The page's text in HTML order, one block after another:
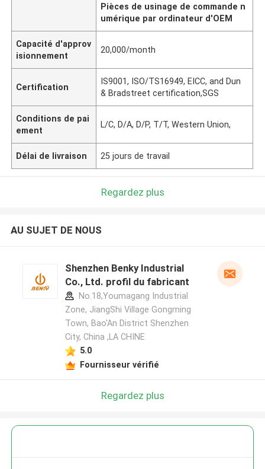
Pièces de usinage de commande n
umérique par ordinateur d'OEM
Capacité d'approv
isionnement
20,000/month
Certification
IS9001, ISO/TS16949, EICC, and Dun
& Bradstreet certification,SGS
Conditions de pai
ement
L/C, D/A, D/P, T/T, Western Union,
Délai de livraison 25 jours de travail
Regardez plus
AU SUJET DE NOUS
Shenzhen Benky Industrial
Co., Ltd. profil du fabricant
No.18,Youmagang Industrial
Zone, JiangShi Village Gongming
Town, Bao'An District Shenzhen
City, China ,LA CHINE
5.0
Fournisseur vérifié
Regardez plus